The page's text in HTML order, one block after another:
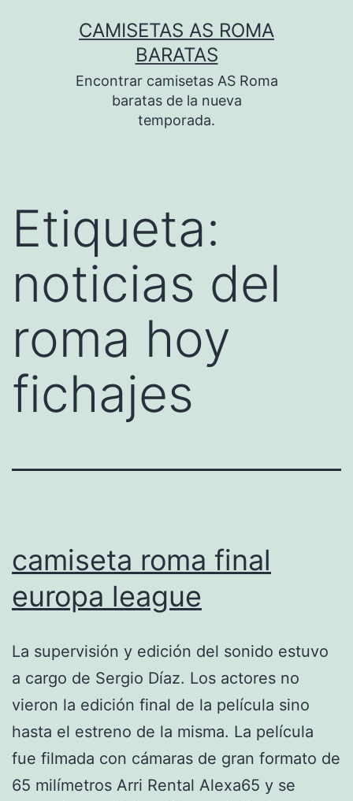
CAMISETAS AS ROMA
BARATAS
Encontrar camisetas AS Roma
baratas de la nueva
temporada.
Etiqueta:
noticias del
roma hoy
fichajes
camiseta roma final
europa league
La supervisión y edición del sonido estuvo
a cargo de Sergio Díaz. Los actores no
vieron la edición final de la película sino
hasta el estreno de la misma. La película
fue filmada con cámaras de gran formato de
65 milímetros Arri Rental Alexa65 y se